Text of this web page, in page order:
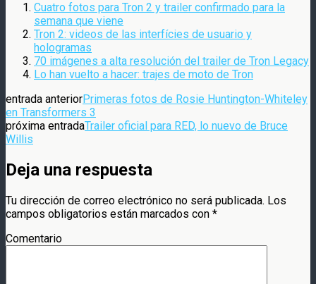
Cuatro fotos para Tron 2 y trailer confirmado para la
semana que viene
Tron 2: videos de las interfícies de usuario y
hologramas
70 imágenes a alta resolución del trailer de Tron Legacy
Lo han vuelto a hacer: trajes de moto de Tron
entrada anteriorPrimeras fotos de Rosie Huntington-Whiteley
en Transformers 3
próxima entradaTrailer oficial para RED, lo nuevo de Bruce
Willis
Deja una respuesta
Tu dirección de correo electrónico no será publicada. Los
campos obligatorios están marcados con *
Comentario